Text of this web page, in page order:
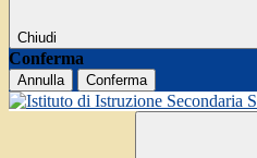
Chiudi
Conferma
Annulla Conferma